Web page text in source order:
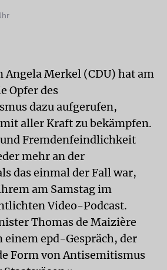
Angela Merkel (CDU) hat am
Opfer des
dazu aufgerufen,
aller Kraft zu bekämpfen.
Fremdenfeindlichkeit
mehr an der
das einmal der Fall war,
am Samstag im
Video-Podcast.
Thomas de Maizière
einem epd-Gespräch, der
Form von Antisemitismus